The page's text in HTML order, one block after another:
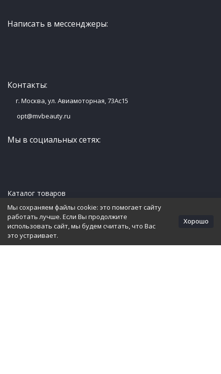
Написать в мессенджеры:
Контакты:
г. Москва, ул. Авиамоторная, 73Ас15
opt@mvbeauty.ru
Мы в социальных сетях:
Каталог товаров
Информация
Политика персональных данных
Мы сохраняем файлы cookie: это помогает сайту
работать лучше. Если Вы продолжите
использовать сайт, мы будем считать, что Вас
это устраивает.
Хорошо